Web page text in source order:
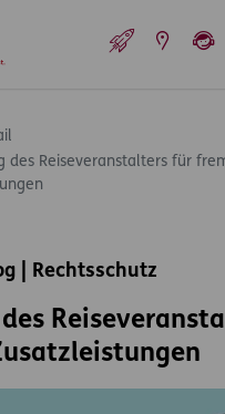
zur Startseite
Aktiengesellschaft
des Reiseveranstalters für
| Rechtsschutz